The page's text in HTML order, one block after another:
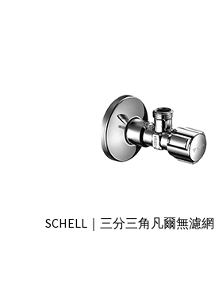
SCHELL｜三分三角凡爾無濾